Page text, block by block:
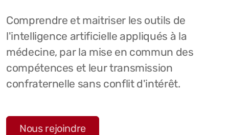
Comprendre et maitriser les outils de
l'intelligence artificielle appliqués à la
médecine, par la mise en commun des
compétences et leur transmission
confraternelle sans conflit d'intérêt.
Nous rejoindre